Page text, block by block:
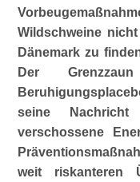
Wildschweine
Dänemark zu
Der
seine
verschossene
weit riskanteren